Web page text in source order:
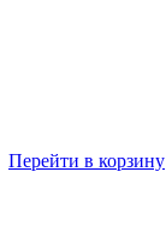
Перейти в корзину